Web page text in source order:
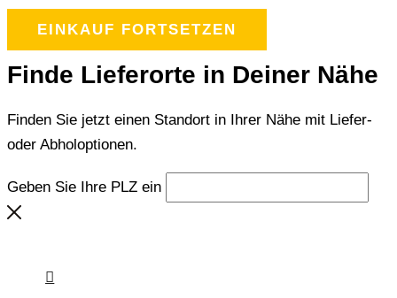
EINKAUF FORTSETZEN
Finde Lieferorte in Deiner Nähe
Finden Sie jetzt einen Standort in Ihrer Nähe mit Liefer-
oder Abholoptionen.
Geben Sie Ihre PLZ ein